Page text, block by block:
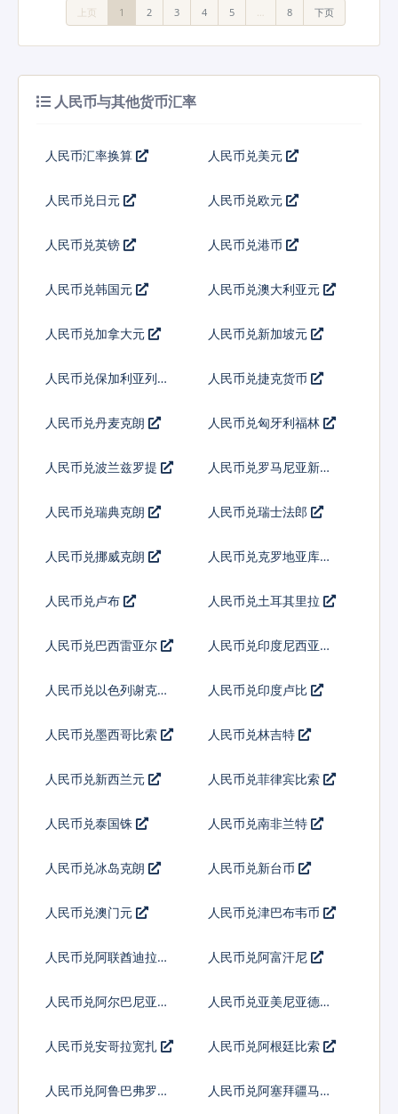
上页 1 2 3 4 5 8 下页
人民币与其他货币汇率
人民币汇率换算 人民币兑美元
人民币兑日元 人民币兑欧元
人民币兑英镑 人民币兑港币
人民币兑韩国元 人民币兑澳大利亚元
人民币兑加拿大元 人民币兑新加坡元
人民币兑保加利亚列弗 人民币兑捷克货币
人民币兑丹麦克朗 人民币兑匈牙利福林
人民币兑波兰兹罗提
人民币兑罗马尼亚新列
人民币兑瑞典克朗 人民币兑瑞士法郎
人民币兑挪威克朗 人民币兑克罗地亚库纳
人民币兑卢布 人民币兑土耳其里拉
人民币兑巴西雷亚尔
人民币兑印度尼西亚卢
人民币兑以色列谢克尔 人民币兑印度卢比
人民币兑墨西哥比索 人民币兑林吉特
人民币兑新西兰元 人民币兑菲律宾比索
人民币兑泰国铢 人民币兑南非兰特
人民币兑冰岛克朗 人民币兑新台币
人民币兑澳门元 人民币兑津巴布韦币
人民币兑阿联酋迪拉姆
人民币兑阿富汗尼
人民币兑阿尔巴尼亚列
人民币兑亚美尼亚德拉
人民币兑安哥拉宽扎 人民币兑阿根廷比索
人民币兑阿鲁巴弗罗林
人民币兑阿塞拜疆马纳